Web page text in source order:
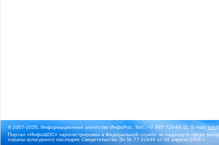
© 2007-2026, Информационное агентство ИнфоРос. Тел.: +7 495 718-84-11, E-mail:
Портал «ИнфоШОС» зарегистрирован в Федеральной службе по надзору в сфере
охраны культурного наследия. Свидетельство Эл № 77-31649 от 04 апреля 2008 г.